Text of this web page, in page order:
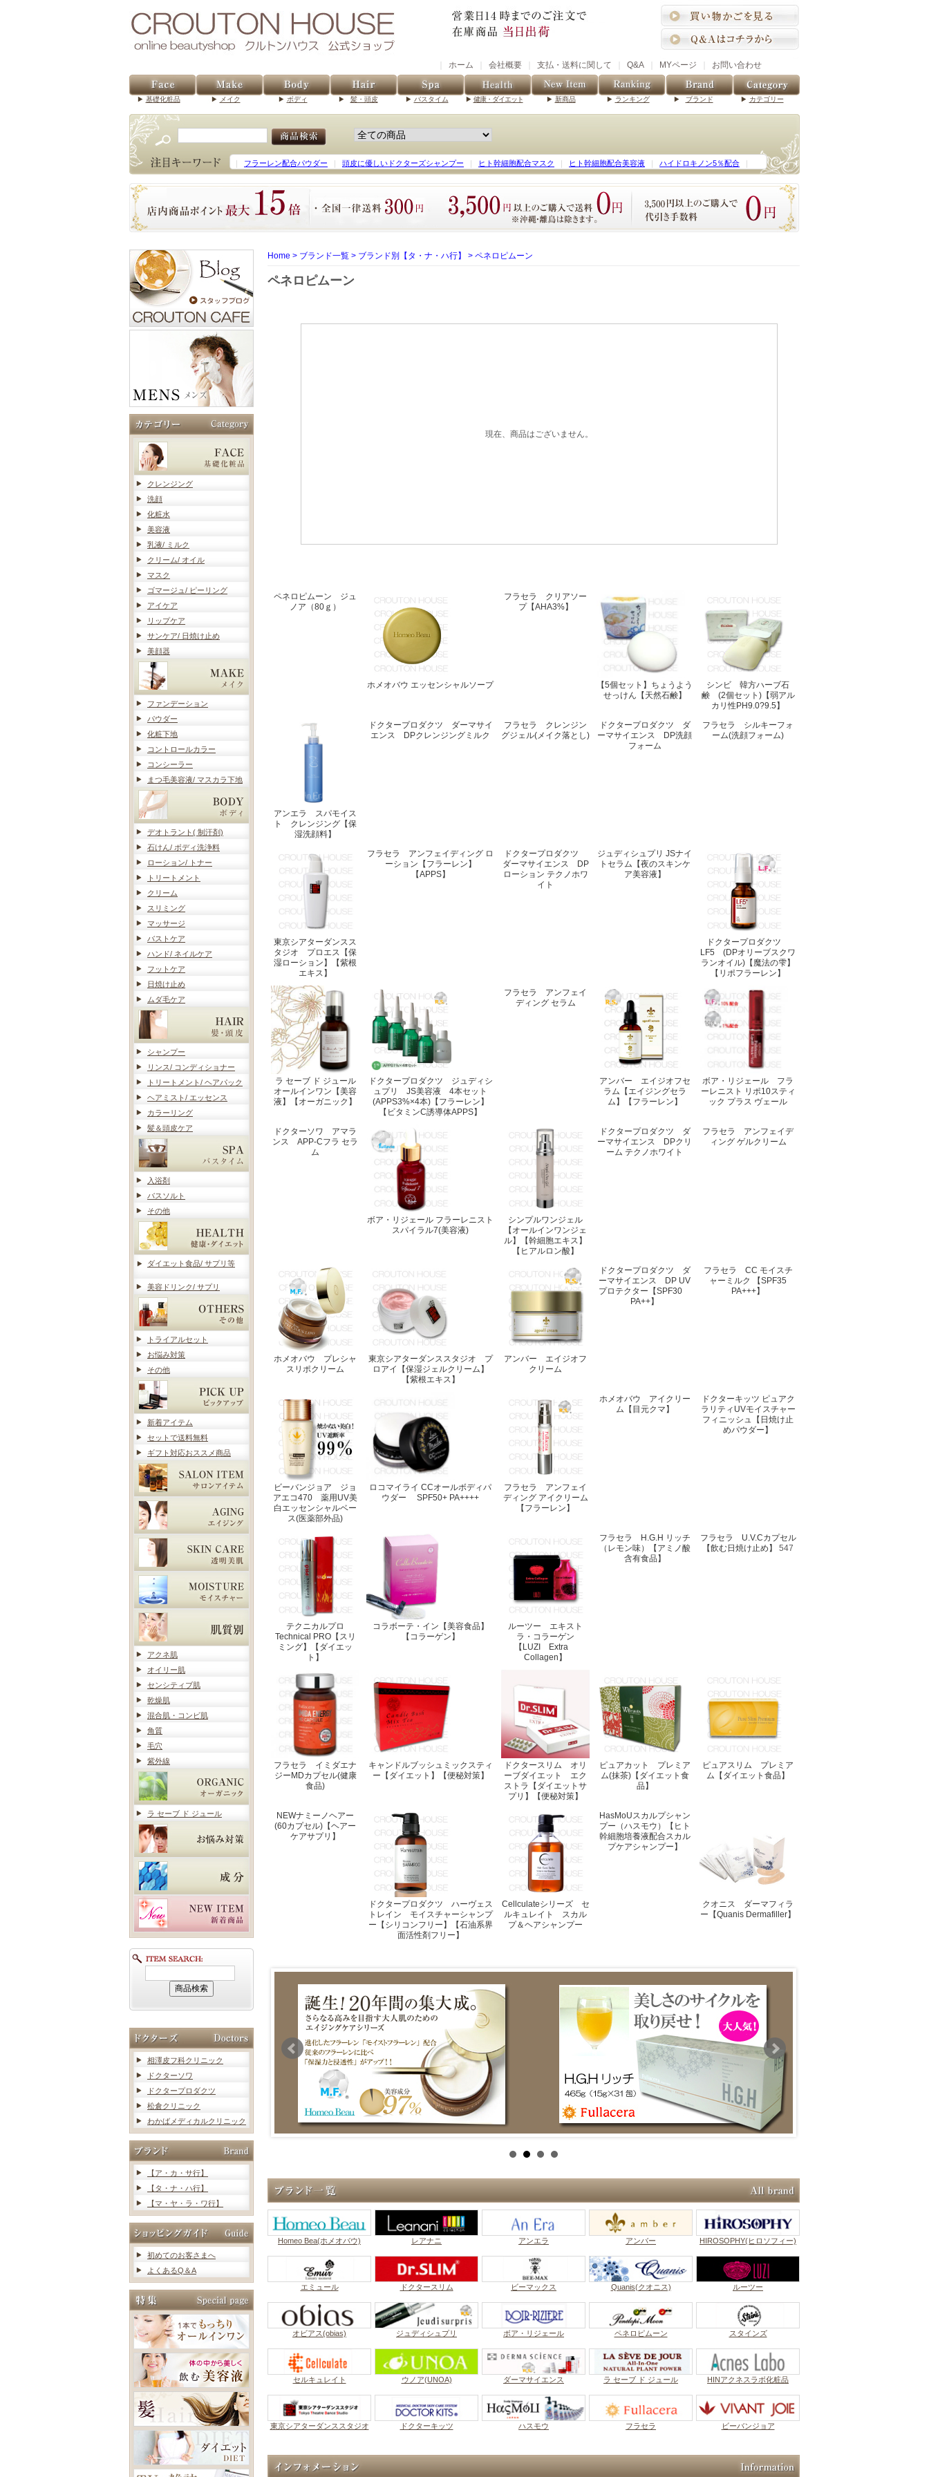
ホーム 会社概要 支払・送料に関して Q&A MYページ お問い合わせ
基礎化粧品 メイク ボディ 髪・頭皮 バスタイム 健康・ダイエット 新商品 ランキング ブランド カテゴリー
フラーレン配合パウダー 頭皮に優しいドクターズシャンプー ヒト幹細胞配合マスク ヒト幹細胞配合美容液 ハイドロキノン5％配合
クレンジング
洗顔
化粧水
美容液
乳液/ ミルク
クリーム/ オイル
マスク
ゴマージュ/ ピーリング
アイケア
リップケア
サンケア/ 日焼け止め
美顔器
ファンデーション
パウダー
化粧下地
コントロールカラー
コンシーラー
まつ毛美容液/ マスカラ下地
デオトラント( 制汗剤)
石けん/ ボディ洗浄料
ローション/ トナー
トリートメント
クリーム
スリミング
マッサージ
バストケア
ハンド/ ネイルケア
フットケア
日焼け止め
ムダ毛ケア
シャンプー
リンス/ コンディショナー
トリートメント/ ヘアパック
ヘアミスト/ エッセンス
カラーリング
髪＆頭皮ケア
入浴剤
バスソルト
その他
ダイエット食品/ サプリ等
美容ドリンク/ サプリ
トライアルセット
お悩み対策
その他
新着アイテム
セットで送料無料
ギフト対応おススメ商品
アクネ肌
オイリー肌
センシティブ肌
乾燥肌
混合肌・コンビ肌
角質
毛穴
紫外線
ラ セーブ ド ジュール
相澤皮フ科クリニック
ドクターソワ
ドクタープロダクツ
松倉クリニック
わかばメディカルクリニック
【ア・カ・サ行】
【タ・ナ・ハ行】
【マ・ヤ・ラ・ワ行】
初めてのお客さまへ
よくあるQ＆A
Home > ブランド一覧 > ブランド別【タ・ナ・ハ行】 > ペネロピムーン
ペネロピムーン
現在、商品はございません。
ペネロピムーン ジュ
ノア（80ｇ）
ホメオバウ エッセンシャルソープ
フラセラ クリアソー
プ【AHA3%】
【5個セット】ちょうよう
せっけん【天然石鹸】
シンビ 韓方ハーブ石
鹸 (2個セット)【弱アル
カリ性PH9.0?9.5】
アンエラ スパモイス
ト クレンジング【保
湿洗顔料】
ドクタープロダクツ ダーマサイ
エンス DPクレンジングミルク
フラセラ クレンジン
グジェル(メイク落とし)
ドクタープロダクツ ダ
ーマサイエンス DP洗顔
フォーム
フラセラ シルキーフォ
ーム(洗顔フォーム)
東京シアターダンスス
タジオ プロエス【保
湿ローション】【紫根
エキス】
フラセラ アンフェイディング ロ
ーション【フラーレン】
【APPS】
ドクタープロダクツ
ダーマサイエンス DP
ローション テクノホワ
イト
ジュディシュプリ JSナイ
トセラム【夜のスキンケ
ア美容液】
ドクタープロダクツ
LF5 (DPオリーブスクワ
ランオイル)【魔法の雫】
【リポフラーレン】
ラ セーブ ド ジュール
オールインワン【美容
液】【オーガニック】
ドクタープロダクツ ジュディシ
ュプリ JS美容液 4本セット
(APPS3%×4本)【フラーレン】
【ビタミンC誘導体APPS】
フラセラ アンフェイ
ディング セラム
アンバー エイジオフセ
ラム【エイジングセラ
ム】【フラーレン】
ボア・リジェール フラ
ーレニスト リポ10スティ
ック プラス ヴェール
ドクターソワ アマラ
ンス APP-Cフラ セラ
ム
ボア・リジェール フラーレニスト
スパイラル7(美容液)
シンプルワンジェル
【オールインワンジェ
ル】【幹細胞エキス】
【ヒアルロン酸】
ドクタープロダクツ ダ
ーマサイエンス DPクリ
ーム テクノホワイト
フラセラ アンフェイデ
ィング ゲルクリーム
ホメオバウ プレシャ
スリポクリーム
東京シアターダンススタジオ プ
ロアイ【保湿ジェルクリーム】
【紫根エキス】
アンバー エイジオフ
クリーム
ドクタープロダクツ ダ
ーマサイエンス DP UV
プロテクター【SPF30
PA++】
フラセラ CC モイスチ
ャーミルク 【SPF35
PA+++】
ビーバンジョア ジョ
アエコ470 薬用UV美
白エッセンシャルベー
ス(医薬部外品)
ロコマイライ CCオールボディパ
ウダー SPF50+ PA++++
フラセラ アンフェイ
ディング アイクリーム
【フラーレン】
ホメオバウ アイクリー
ム【目元クマ】
ドクターキッツ ピュアク
ラリティUVモイスチャー
フィニッシュ【日焼け止
めパウダー】
テクニカルプロ
Technical PRO【スリ
ミング】【ダイエッ
ト】
コラボーテ・イン【美容食品】
【コラーゲン】
ルーツー エキスト
ラ・コラーゲン
【LUZI Extra
Collagen】
フラセラ H.G.H リッチ
（レモン味）【アミノ酸
含有食品】
フラセラ U.V.Cカプセル
【飲む日焼け止め】 547
フラセラ イミダエナ
ジーMDカプセル(健康
食品)
キャンドルブッシュミックスティ
ー【ダイエット】【便秘対策】
ドクタースリム オリ
ーブダイエット エク
ストラ【ダイエットサ
プリ】【便秘対策】
ピュアカット プレミア
ム(抹茶)【ダイエット食
品】
ピュアスリム プレミア
ム【ダイエット食品】
NEWナミーノヘアー
(60カプセル)【ヘアー
ケアサプリ】
ドクタープロダクツ ハーヴェス
トレイン モイスチャーシャンプ
ー【シリコンフリー】【石油系界
面活性剤フリー】
Cellculateシリーズ セ
ルキュレイト スカル
プ＆ヘアシャンプー
HasMoUスカルプシャン
プー（ハスモウ）【ヒト
幹細胞培養液配合スカル
プケアシャンプー】
クオニス ダーマフィラ
ー【Quanis Dermafiller】
Homeo Bea(ホメオバウ) レアナニ アンエラ アンバー HIROSOPHY(ヒロソフィー)
エミュール ドクタースリム ビーマックス Quanis(クオニス) ルーツー
オビアス(obias) ジュディシュプリ ボア・リジェール ペネロピムーン スタインズ
セルキュレイト ウノア(UNOA) ダーマサイエンス ラ セーブ ド ジュール HINアクネスラボ化粧品
東京シアターダンススタジオ ドクターキッツ ハスモウ フラセラ ビーバンジョア